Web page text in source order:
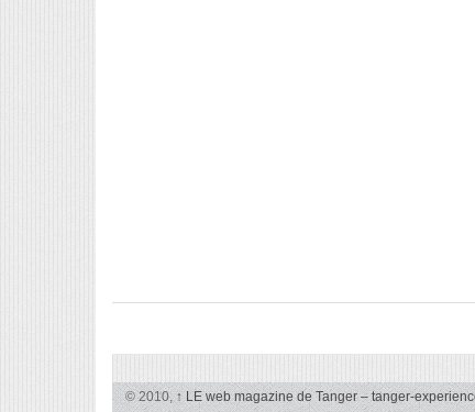
© 2010,↑ LE web magazine de Tanger – tanger-